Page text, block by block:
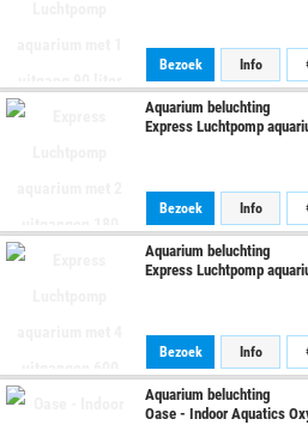
Bezoek Info
Aquarium beluchting
Express Luchtpomp
Bezoek Info
Aquarium beluchting
Express Luchtpomp
Bezoek Info
Aquarium beluchting
Oase - Indoor Aquatics